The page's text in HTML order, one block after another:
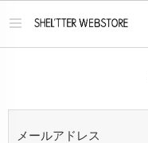
メ
メールアドレス